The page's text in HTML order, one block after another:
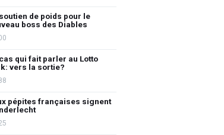
de poids pour le
boss des Diables
qui fait parler au Lotto
vers la sortie?
pépites françaises signent